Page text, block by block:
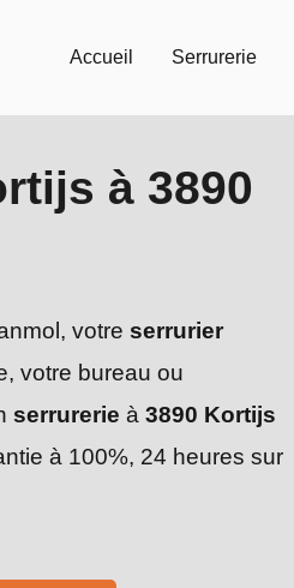
Accueil Serrurerie
à 3890
votre serrurier
votre bureau ou
serrurerie à 3890 Kortijs
à 100%, 24 heures sur